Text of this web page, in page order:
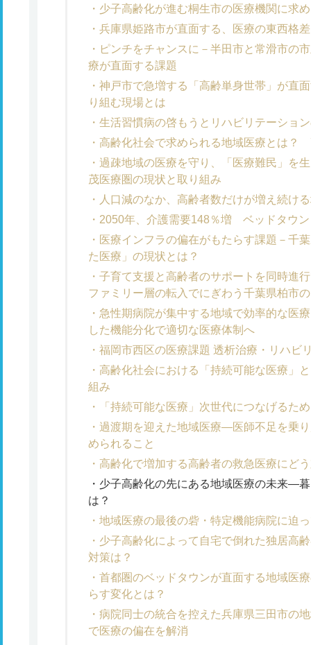
少子高齢化が進む桐生市の医療機関に求
兵庫県姫路市が直面する、医療の東西格
ピンチをチャンスに－半田市と常滑市の
療が直面する課題
神戸市で急増する「高齢単身世帯」が直
り組む現場とは
生活習慣病の啓もうとリハビリテーショ
高齢化社会で求められる地域医療とは？
過疎地域の医療を守り、「医療難民」を
茂医療圏の現状と取り組み
人口減のなか、高齢者数だけが増え続け
2050年、介護需要148％増 ベッドタウ
医療インフラの偏在がもたらす課題－千
た医療」の現状とは？
子育て支援と高齢者のサポートを同時進
ファミリー層の転入でにぎわう千葉県柏市
急性期病院が集中する地域で効率的な医
した機能分化で適切な医療体制へ
福岡市西区の医療課題 透析治療・リハビ
高齢化社会における「持続可能な医療」
組み
「持続可能な医療」次世代につなげるた
過渡期を迎えた地域医療―医師不足を乗
められること
高齢化で増加する高齢者の救急医療にど
少子高齢化の先にある地域医療の未来―
は？
地域医療の最後の砦・特定機能病院に迫
少子高齢化によって自宅で倒れた独居高
対策は？
首都圏のベッドタウンが直面する地域医
らす変化とは？
病院同士の統合を控えた兵庫県三田市の
で医療の偏在を解消